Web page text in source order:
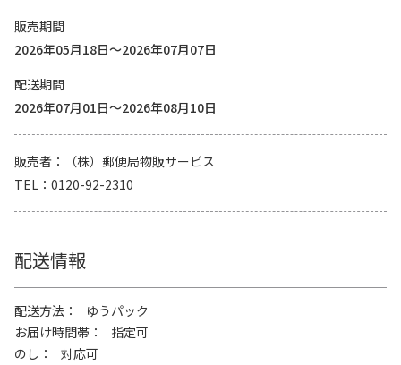
販売期間
2026年05月18日～2026年07月07日
配送期間
2026年07月01日～2026年08月10日
販売者
（株）郵便局物販サービス
TEL
0120-92-2310
配送情報
配送方法
ゆうパック
お届け時間帯
指定可
のし
対応可